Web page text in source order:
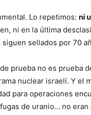
Lo repetimos: ni
ni en la última
sellados por 70
prueba no es prueba
nuclear israelí. Y el
para operaciones
de uranio… no eran